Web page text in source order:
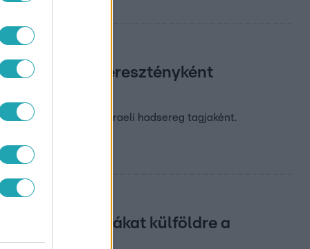
– Bálint keresztényként
Gázába indult az izraeli hadsereg tagjaként.
magyar katonákat külföldre a